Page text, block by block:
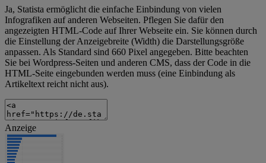
Ja, Statista ermöglicht die einfache Einbindung von vielen
Infografiken auf anderen Webseiten. Pflegen Sie dafür den
angezeigten HTML-Code auf Ihrer Webseite ein. Sie können durch
die Einstellung der Anzeigebreite (Width) die Darstellungsgröße
anpassen. Als Standard sind 660 Pixel angegeben. Bitte beachten
Sie bei Wordpress-Seiten und anderen CMS, dass der Code in die
HTML-Seite eingebunden werden muss (eine Einbindung als
Artikeltext reicht nicht aus).
Anzeige